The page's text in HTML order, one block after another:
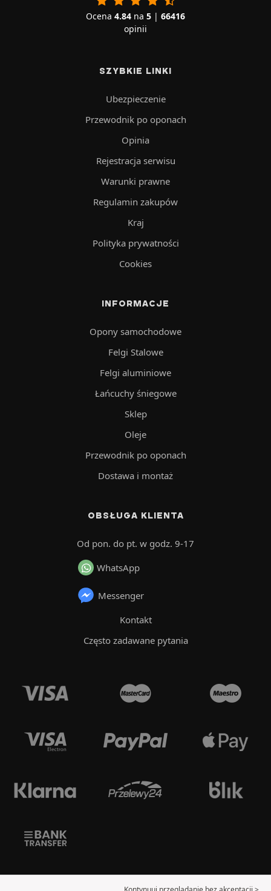
Ocena 4.84 na 5 | 66416
opinii
SZYBKIE LINKI
Ubezpieczenie
Przewodnik po oponach
Opinia
Rejestracja serwisu
Warunki prawne
Regulamin zakupów
Kraj
Polityka prywatności
Cookies
INFORMACJE
Opony samochodowe
Felgi Stalowe
Felgi aluminiowe
Łańcuchy śniegowe
Sklep
Oleje
Przewodnik po oponach
Dostawa i montaż
OBSŁUGA KLIENTA
Od pon. do pt. w godz. 9-17
WhatsApp
Messenger
Kontakt
Często zadawane pytania